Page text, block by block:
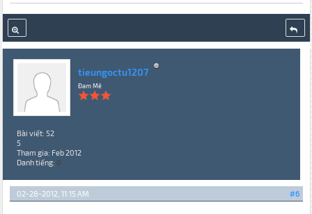
tieungoctu1207
Đam Mê
Bài viết: 52
5
Tham gia: Feb 2012
Danh tiếng: 0
#6
02-28-2012, 11:15 AM